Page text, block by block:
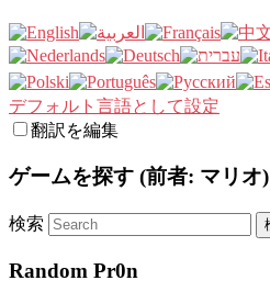
デフォルト言語として設定
翻訳を編集
ゲームを探す (前者: マリオ)
検索
Random Pr0n